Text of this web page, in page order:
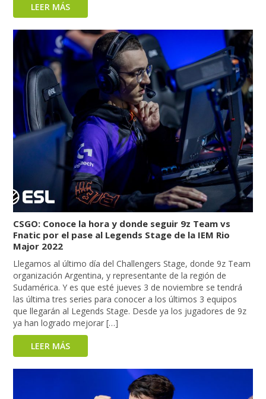
LEER MÁS
CSGO: Conoce la hora y donde seguir 9z Team vs
Fnatic por el pase al Legends Stage de la IEM Rio
Major 2022
Llegamos al último día del Challengers Stage, donde 9z Team
organización Argentina, y representante de la región de
Sudamérica. Y es que esté jueves 3 de noviembre se tendrá
las última tres series para conocer a los últimos 3 equipos
que llegarán al Legends Stage. Desde ya los jugadores de 9z
ya han logrado mejorar […]
LEER MÁS